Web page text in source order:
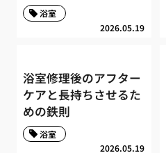
2026.05.19
浴室
浴室修理後のアフター
ケアと長持ちさせるた
めの鉄則
2026.05.19
浴室